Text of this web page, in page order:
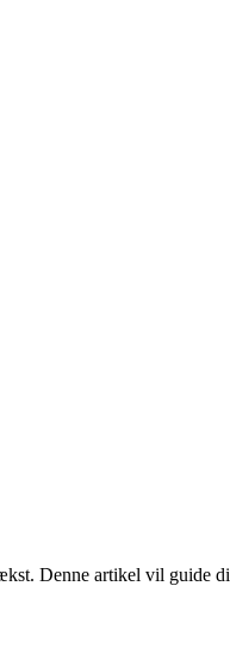
Denne artikel vil guide